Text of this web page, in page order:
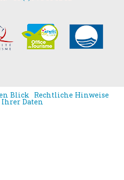
Blick Rechtliche Hinweise
Daten